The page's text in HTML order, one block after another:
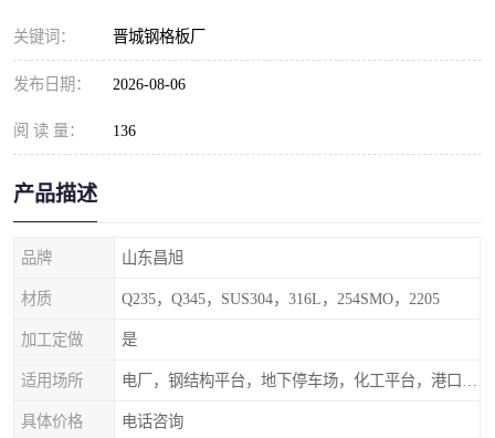
关键词： 晋城钢格板厂
发布日期： 2026-08-06
阅 读 量： 136
产品描述
品牌 山东昌旭
材质 Q235，Q345，SUS304，316L，254SMO，2205
加工定做 是
适用场所
具体价格 电话咨询